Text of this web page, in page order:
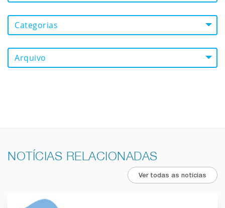
Categorias
Arquivo
NOTÍCIAS RELACIONADAS
Ver todas as notícias